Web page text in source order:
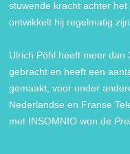
stuwende kracht achter
ontwikkelt hij regelmatig
Ulrich Pöhl heeft meer dan
gebracht en heeft een
gemaakt, voor onder
Nederlandse en Franse
met INSOMNIO won de